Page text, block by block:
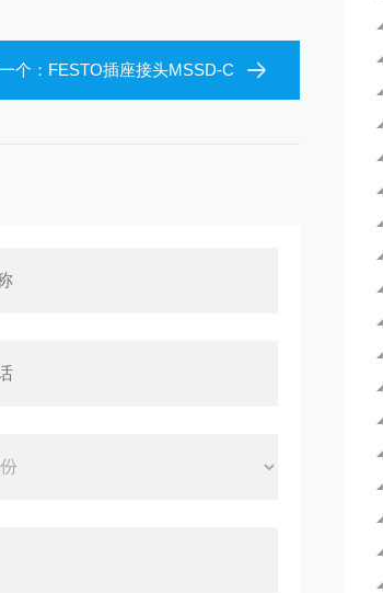
个： FESTO插座接头MSSD-C